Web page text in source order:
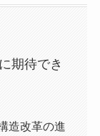
期待でき
造改革の進